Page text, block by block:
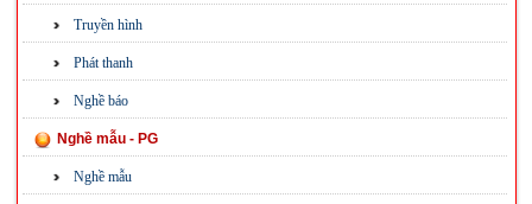
Truyền hình
Phát thanh
Nghề báo
Nghề mẫu - PG
Nghề mẫu